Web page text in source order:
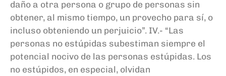
daño a otra persona o grupo de personas sin
obtener, al mismo tiempo, un provecho para sí, o
incluso obteniendo un perjuicio”. IV.- “Las
personas no estúpidas subestiman siempre el
potencial nocivo de las personas estúpidas. Los
no estúpidos, en especial, olvidan